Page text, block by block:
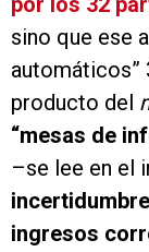
sino que ese
automáticos”
producto del
“mesas de
–se lee en el
ingresos